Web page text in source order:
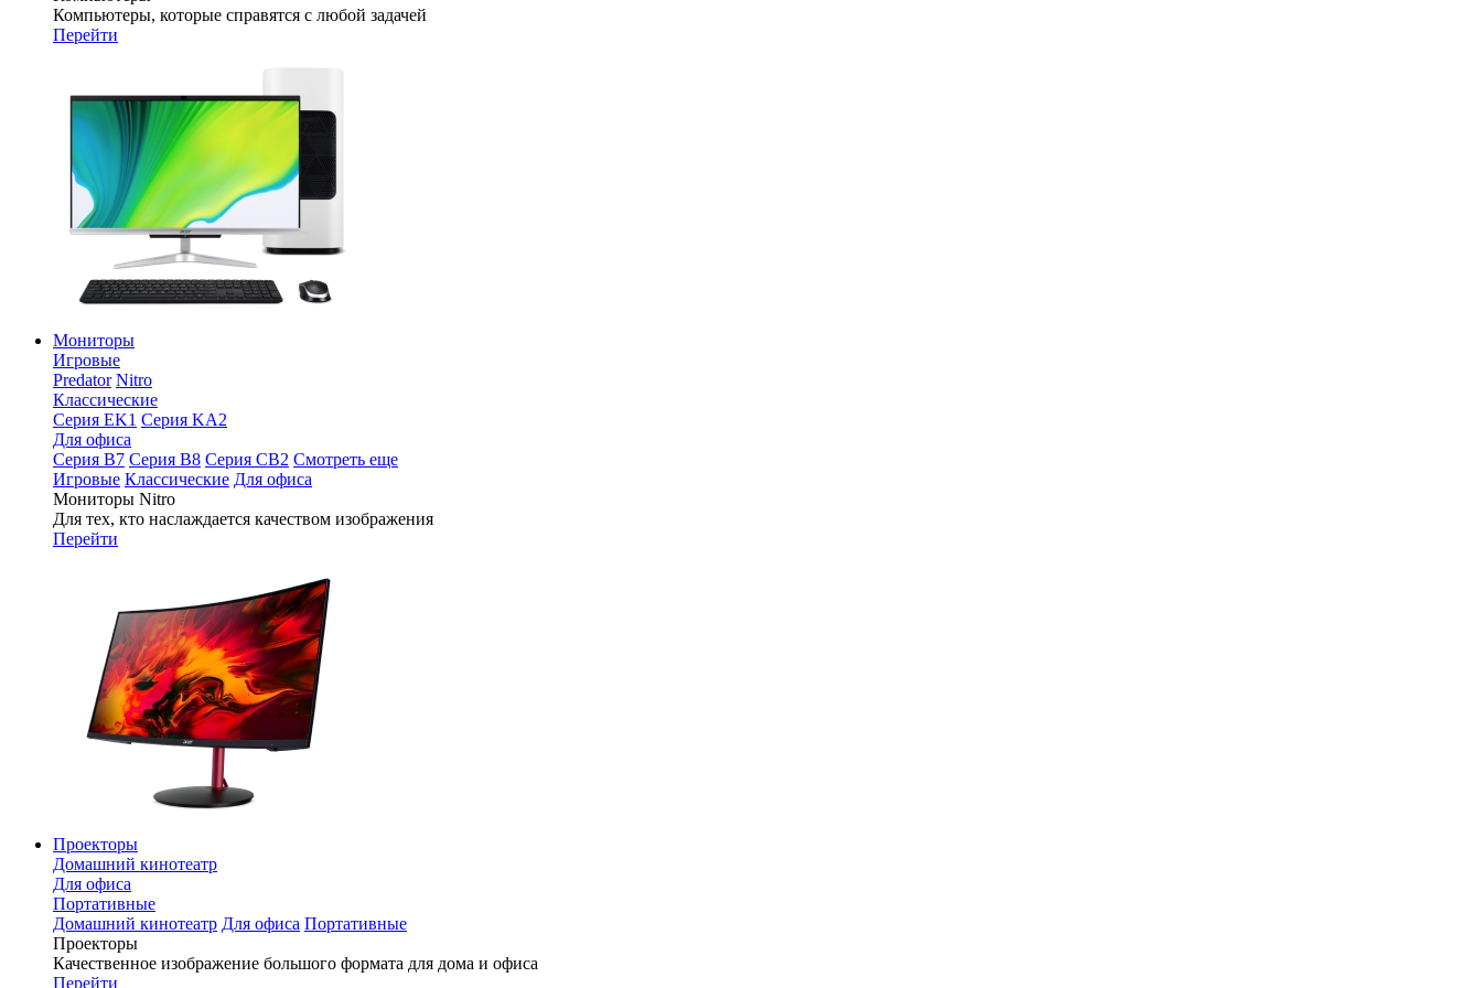
Компьютеры, которые справятся с любой задачей
Перейти
Мониторы
Игровые
Predator Nitro
Классические
Серия EK1 Серия KA2
Для офиса
Серия B7 Серия B8 Серия CB2 Смотреть еще
Игровые Классические Для офиса
Мониторы Nitro
Для тех, кто наслаждается качеством изображения
Перейти
Проекторы
Домашний кинотеатр
Для офиса
Портативные
Домашний кинотеатр Для офиса Портативные
Проекторы
Качественное изображение большого формата для дома и офиса
Перейти